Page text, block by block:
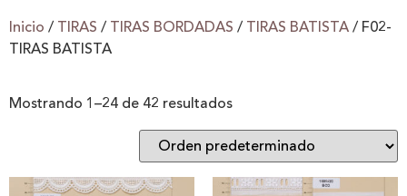
Inicio / TIRAS / TIRAS BORDADAS / TIRAS BATISTA / F02-
TIRAS BATISTA
Mostrando 1–24 de 42 resultados